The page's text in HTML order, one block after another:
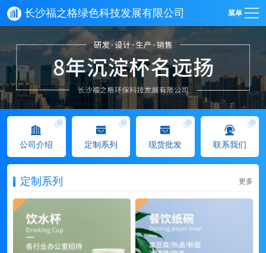
长沙福之格绿色科技发展有限公司 菜单
公司介绍 定制系列 现货批发 联系我们
定制系列 更多